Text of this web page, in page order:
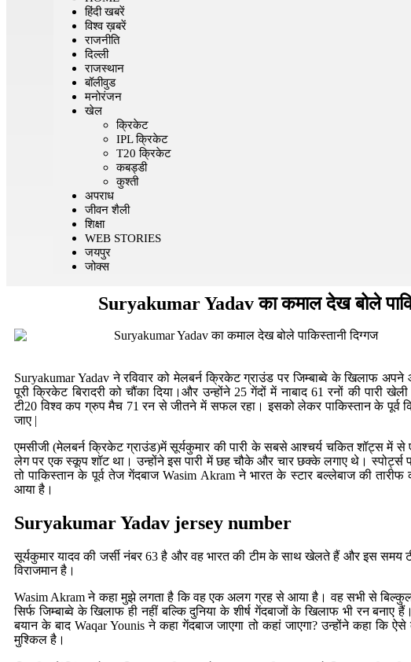
हिंदी खबरें
विश्व ख़बरें
राजनीति
दिल्ली
राजस्थान
बॉलीवुड
मनोरंजन
खेल
क्रिकेट
IPL क्रिकेट
T20 क्रिकेट
कबड्डी
कुश्ती
अपराध
जीवन शैली
शिक्षा
WEB STORIES
जयपुर
जोक्स
Suryakumar Yadav का कमाल देख बोले
Suryakumar Yadav ने रविवार को मेलबर्न क्रिकेट ग्राउंड पर जिम्बाब्वे के खिलाफ
पूरी क्रिकेट बिरादरी को चौंका दिया।और उन्होंने 25 गेंदों में नाबाद 61 रनों की पारी
टी20 विश्व कप ग्रुप मैच 71 रन से जीतने में सफल रहा। इसको लेकर पाकिस्तान के पूर्व
जाए |
एमसीजी (मेलबर्न क्रिकेट ग्राउंड)में सूर्यकुमार की पारी के सबसे आश्चर्य चकित शॉट्स में
लेग पर एक स्कूप शॉट था। उन्होंने इस पारी में छह चौके और चार छक्के लगाए थे। स्पोर्ट्स
तो पाकिस्तान के पूर्व तेज गेंदबाज Wasim Akram ने भारत के स्टार बल्लेबाज की
आया है।
Suryakumar Yadav jersey number
सूर्यकुमार यादव की जर्सी नंबर 63 है और वह भारत की टीम के साथ खेलते हैं और इस समय
विराजमान है।
Wasim Akram ने कहा मुझे लगता है कि वह एक अलग ग्रह से आया है। वह सभी से
सिर्फ जिम्बाब्वे के खिलाफ ही नहीं बल्कि दुनिया के शीर्ष गेंदबाजों के खिलाफ भी रन
बयान के बाद Waqar Younis ने कहा गेंदबाज जाएगा तो कहां जाएगा? उन्होंने कहा कि
मुश्किल है।